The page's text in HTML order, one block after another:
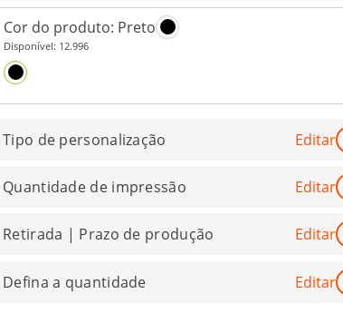
Cor do produto: Preto
Disponível: 12.996
Tipo de personalização Editar
Quantidade de impressão Editar
Retirada | Prazo de produção Editar
Defina a quantidade Editar